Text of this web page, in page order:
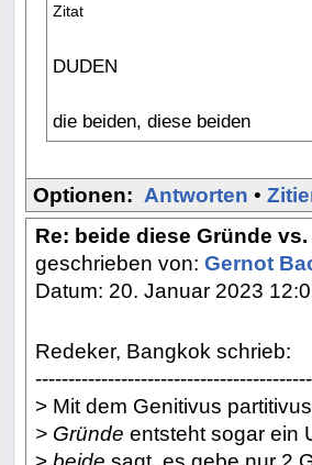
Zitat
DUDEN
die beiden, diese beiden
Optionen: Antworten •
Re: beide diese Gründe
geschrieben von: Gernot
Datum: 20. Januar 2023
Redeker, Bangkok schrieb:
> Mit dem Genitivus
> Gründe entsteht sogar ein